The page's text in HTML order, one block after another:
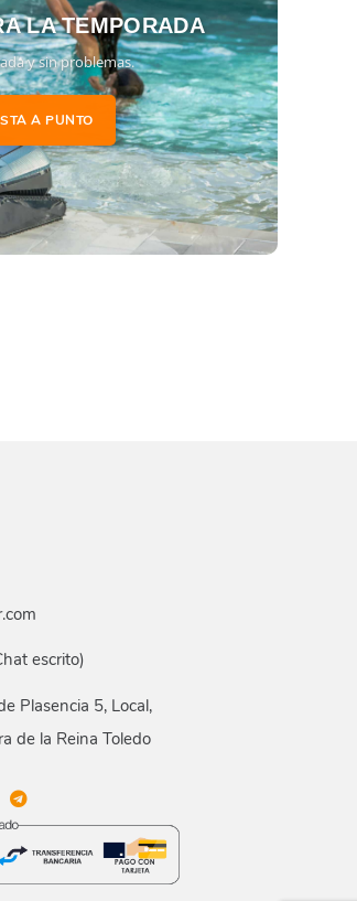
técnica del Cloro Multifunción
LA TEMPORADA
y sin problemas.
A PUNTO
escrito)
Plasencia 5, Local,
de la Reina Toledo